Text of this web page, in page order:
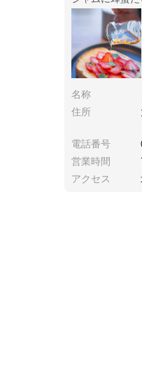
ファーストの
なきゃ損です‼️
名称
住所
電話番号
営業時間
アクセス